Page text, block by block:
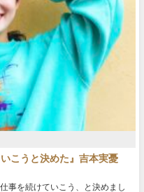
いこうと決めた』吉本実憂
事を続けていこう、と決めまし